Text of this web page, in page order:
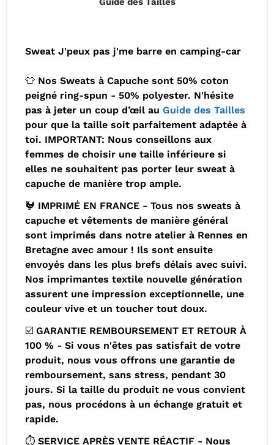
Sweat J'peux pas j'me barre en camping-car
👕 Nos Sweats à Capuche sont 50% coton
peigné ring-spun - 50% polyester. N'hésite
pas à jeter un coup d’œil au Guide des Tailles
pour que la taille soit parfaitement adaptée à
toi. IMPORTANT: Nous conseillons aux
femmes de choisir une taille inférieure si
elles ne souhaitent pas porter leur sweat à
capuche de manière trop ample.
🐓 IMPRIMÉ EN FRANCE - Tous nos sweats à
capuche et vêtements de manière général
sont imprimés dans notre atelier à Rennes en
Bretagne avec amour ! Ils sont ensuite
envoyés dans les plus brefs délais avec suivi.
Nos imprimantes textile nouvelle génération
assurent une impression exceptionnelle, une
couleur vive et un toucher tout doux.
☑️ GARANTIE REMBOURSEMENT ET RETOUR À
100 % - Si vous n'êtes pas satisfait de votre
produit, nous vous offrons une garantie de
remboursement, sans stress, pendant 30
jours. Si la taille du produit ne vous convient
pas, nous procédons à un échange gratuit et
rapide.
⏱️ SERVICE APRÈS VENTE RÉACTIF - Nous